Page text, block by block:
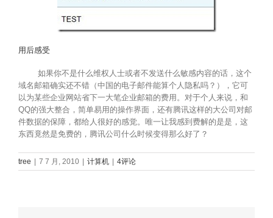
用后感受
如果你不是什么维权人士或者不发送什么敏感内容的话，这个
域名邮箱确实还不错（中国的电子邮件能算个人隐私吗？），它可
以为某些企业网站省下一大笔企业邮箱的费用。对于个人来说，和
QQ的强大整合，简单易用的操作界面，还有腾讯这样的大公司对邮
件数据的保障，都给人很好的感觉。唯一让我感到费解的是是，这
东西竟然是免费的，腾讯公司什么时候变得那么好了？
tree | 7 7 月, 2010 | 计算机 | 4评论